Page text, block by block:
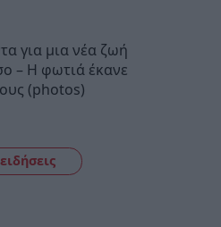
για μια νέα ζωή
– Η φωτιά έκανε
(photos)